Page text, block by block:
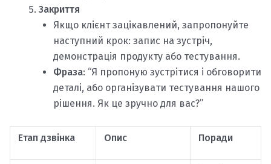
Закриття
Якщо клієнт зацікавлений, запропонуйте
наступний крок: запис на зустріч,
демонстрація продукту або тестування.
Фраза: “Я пропоную зустрітися і обговорити
деталі, або організувати тестування нашого
рішення. Як це зручно для вас?”
Етап дзвінка Опис Поради